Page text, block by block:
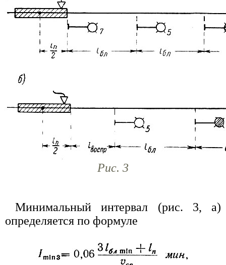
Рис. 3
Минимальный интервал (рис. 3, а)
определяется по формуле